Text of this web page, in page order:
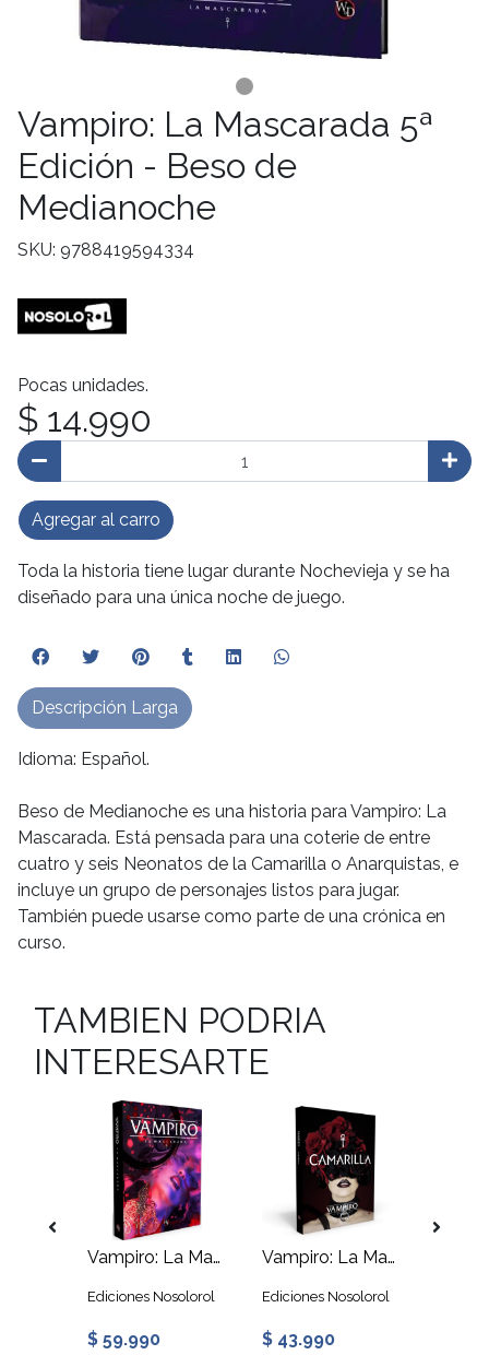
Vampiro: La Mascarada 5ª
Edición - Beso de
Medianoche
SKU: 9788419594334
Pocas unidades.
$ 14.990
Agregar al carro
Toda la historia tiene lugar durante Nochevieja y se ha
diseñado para una única noche de juego.
Idioma: Español.
Beso de Medianoche es una historia para Vampiro: La
Mascarada. Está pensada para una coterie de entre
cuatro y seis Neonatos de la Camarilla o Anarquistas, e
incluye un grupo de personajes listos para jugar.
También puede usarse como parte de una crónica en
curso.
Descripción Larga
TAMBIEN PODRIA
INTERESARTE
Vampiro: La Mascarada 5ª Edición - Libro Básico
Ediciones Nosolorol
$ 59.990
Vampiro: La Mascarada 5ª Edición - Camarilla
Ediciones Nosolorol
$ 43.990